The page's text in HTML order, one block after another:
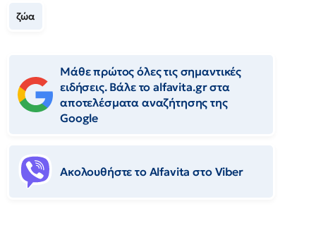
ζώα
Μάθε πρώτος όλες τις σημαντικές
ειδήσεις. Βάλε το alfavita.gr στα
αποτελέσματα αναζήτησης της
Google
Ακολουθήστε το Αlfavita στο Viber